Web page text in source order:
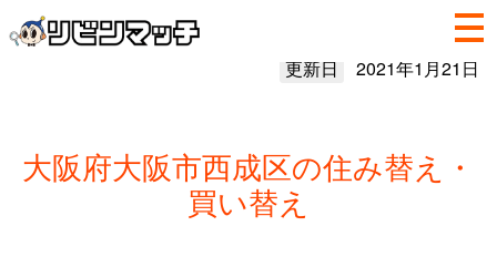
更新日 2021年1月21日
大阪府大阪市西成区の住み替え・
買い替え